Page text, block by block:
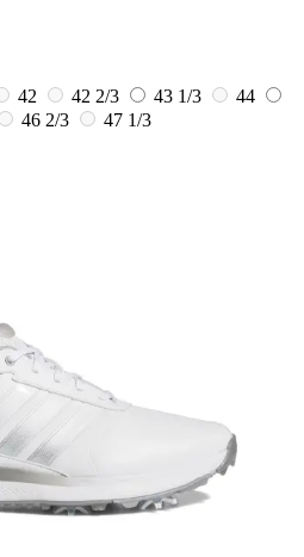
42 42 2/3 43 1/3
44
46 2/3
47 1/3